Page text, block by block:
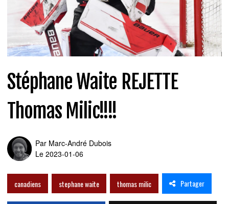
Stéphane Waite REJETTE
Thomas Milic!!!!
Par Marc-André Dubois
Le 2023-01-06
canadiens stephane waite thomas milic Partager